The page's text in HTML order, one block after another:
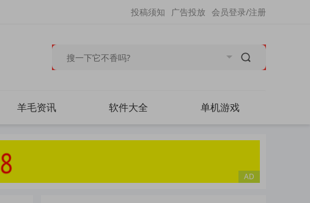
会员登录/注册
广告投放
投稿须知
羊毛资讯 软件大全 单机游戏